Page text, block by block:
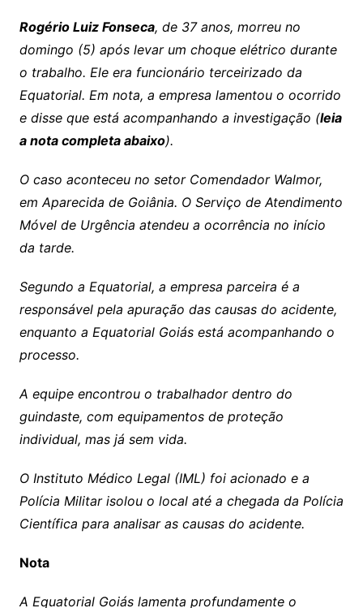
Rogério Luiz Fonseca, de 37 anos, morreu no
domingo (5) após levar um choque elétrico durante
o trabalho. Ele era funcionário terceirizado da
Equatorial. Em nota, a empresa lamentou o ocorrido
e disse que está acompanhando a investigação (leia
a nota completa abaixo).
O caso aconteceu no setor Comendador Walmor,
em Aparecida de Goiânia. O Serviço de Atendimento
Móvel de Urgência atendeu a ocorrência no início
da tarde.
Segundo a Equatorial, a empresa parceira é a
responsável pela apuração das causas do acidente,
enquanto a Equatorial Goiás está acompanhando o
processo.
A equipe encontrou o trabalhador dentro do
guindaste, com equipamentos de proteção
individual, mas já sem vida.
O Instituto Médico Legal (IML) foi acionado e a
Polícia Militar isolou o local até a chegada da Polícia
Científica para analisar as causas do acidente.
Nota
A Equatorial Goiás lamenta profundamente o